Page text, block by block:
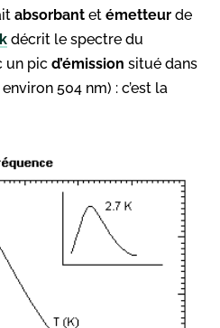
absorbant et émetteur de
décrit le spectre du
un pic d’émission situé dans
504 nm) : c’est la